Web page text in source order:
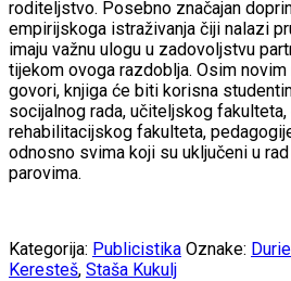
roditeljstvo. Posebno značajan
empirijskoga istraživanja čiji nalazi
imaju važnu ulogu u zadovoljstvu
tijekom ovoga razdoblja. Osim
govori, knjiga će biti korisna
socijalnog rada, učiteljskog
rehabilitacijskog fakulteta,
odnosno svima koji su uključeni u
parovima.
Kategorija: Publicistika Oznake:
Keresteš, Staša Kukulj